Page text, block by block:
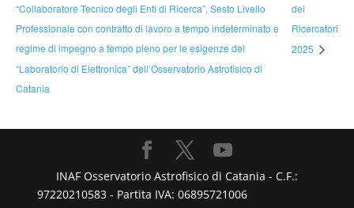
“Collaboratore Tecnico degli Enti di Ricerca”, Sesto Livello
Professionale con contratto di lavoro a tempo indeterminato e
regime di impegno a tempo pieno per le esigenze del
“Laboratorio di Elettronica” dell’Osservatorio Astrofisico di
Catania
dei
Ricercatori
2025
INAF Osservatorio Astrofisico di Catania - C.F.:
97220210583 - Partita IVA: 06895721006